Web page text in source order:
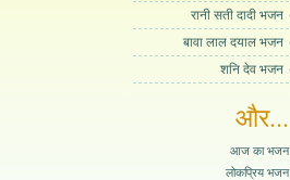
रानी सती दादी भजन
बावा लाल दयाल भजन
शनि देव भजन
और...
आज का भजन
लोकप्रिय भजन